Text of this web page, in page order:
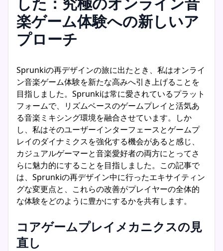
楽ゲーム体験への新しいア
プローチ
Sprunkiの再デザインの旅に出たとき、私はオンライ
ン音楽ゲーム体験を新たな高みへ引き上げることを
目指しました。Sprunkiは常に愛されているプラット
フォームで、リズムベースのゲームプレイと活気あ
る音楽ミキシング環境を融合させています。しか
し、私はそのユーザーインターフェースとゲームプ
レイのダイナミクスを強化する機会があると感じ、
カジュアルゲーマーと音楽愛好者の両方にとってさ
らに魅力的にすることを目指しました。この記事で
は、Sprunkiの再デザイン中に行ったエキサイティン
グな変更点と、これらの改善がプレイヤーの全体的
な体験をどのように豊かにするかを共有します。
コアゲームプレイメカニクスの見
直し